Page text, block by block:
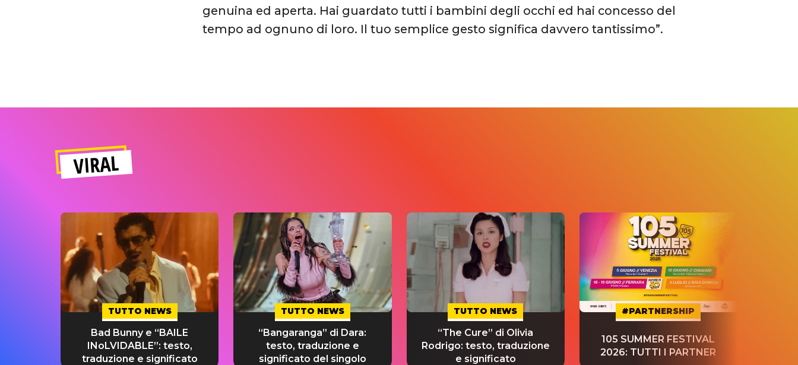
genuina ed aperta. Hai guardato tutti i bambini degli occhi ed hai concesso del
tempo ad ognuno di loro. Il tuo semplice gesto significa davvero tantissimo”.
VIRAL
TUTTO NEWS
Bad Bunny e “BAILE
INoLVIDABLE”: testo,
traduzione e significato
TUTTO NEWS
“Bangaranga” di Dara:
testo, traduzione e
significato del singolo
TUTTO NEWS
“The Cure” di Olivia
Rodrigo: testo, traduzione
e significato
#PARTNERSHIP
105 SUMMER FESTIVAL
2026: TUTTI I PARTNER